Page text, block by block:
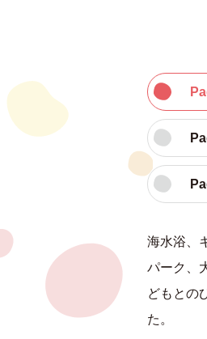
海水浴、
パーク、
どもとの
た。